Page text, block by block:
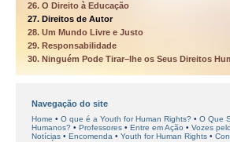
26. O Direito à Educação
27. Direitos de Autor
28. Um Mundo Livre e Justo
29. Responsabilidade
30. Ninguém Pode Tirar–lhe os Seus Direitos
Navegação do site
Home O que é a Youth for Human Rights?
O Que
Humanos?
Professores Entre em Ação
Vozes
Notícias
Encomenda Youth for Human Rights